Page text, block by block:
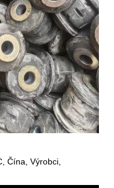
Čína, Výrobci,